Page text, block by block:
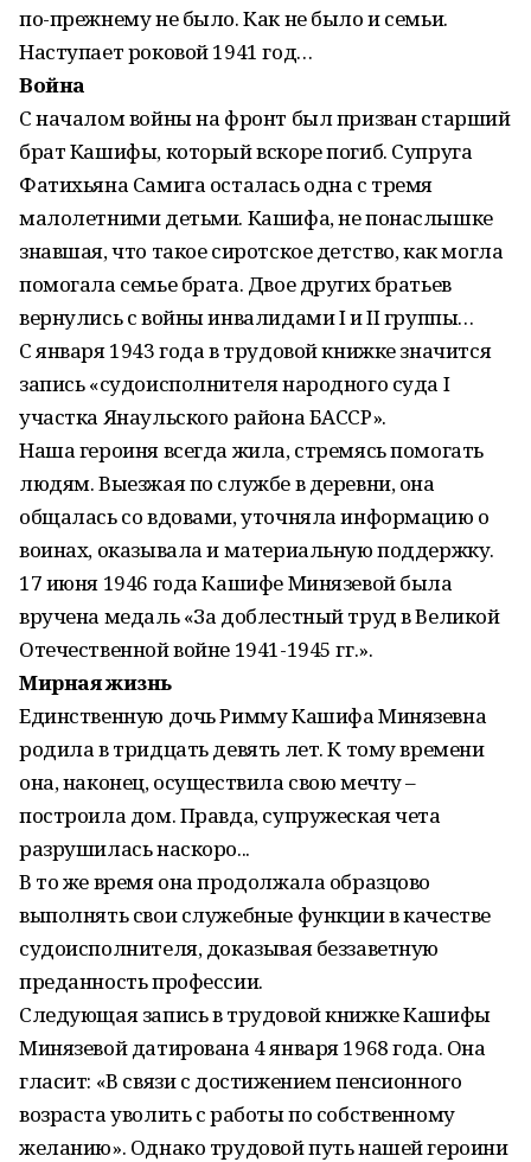
по-прежнему не было. Как не было и семьи.
Наступает роковой 1941 год…
Война
С началом войны на фронт был призван старший
брат Кашифы, который вскоре погиб. Супруга
Фатихьяна Самига осталась одна с тремя
малолетними детьми. Кашифа, не понаслышке
знавшая, что такое сиротское детство, как могла
помогала семье брата. Двое других братьев
вернулись с войны инвалидами I и II группы…
С января 1943 года в трудовой книжке значится
запись «судоисполнителя народного суда I
участка Янаульского района БАССР».
Наша героиня всегда жила, стремясь помогать
людям. Выезжая по службе в деревни, она
общалась со вдовами, уточняла информацию о
воинах, оказывала и материальную поддержку.
17 июня 1946 года Кашифе Минязевой была
вручена медаль «За доблестный труд в Великой
Отечественной войне 1941-1945 гг.».
Мирная жизнь
Единственную дочь Римму Кашифа Минязевна
родила в тридцать девять лет. К тому времени
она, наконец, осуществила свою мечту –
построила дом. Правда, супружеская чета
разрушилась наскоро...
В то же время она продолжала образцово
выполнять свои служебные функции в качестве
судоисполнителя, доказывая беззаветную
преданность профессии.
Следующая запись в трудовой книжке Кашифы
Минязевой датирована 4 января 1968 года. Она
гласит: «В связи с достижением пенсионного
возраста уволить с работы по собственному
желанию». Однако трудовой путь нашей героини